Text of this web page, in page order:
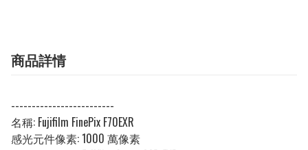
商品詳情
-------------------------
名稱: Fujifilm FinePix F70EXR
感光元件像素:1000 萬像素